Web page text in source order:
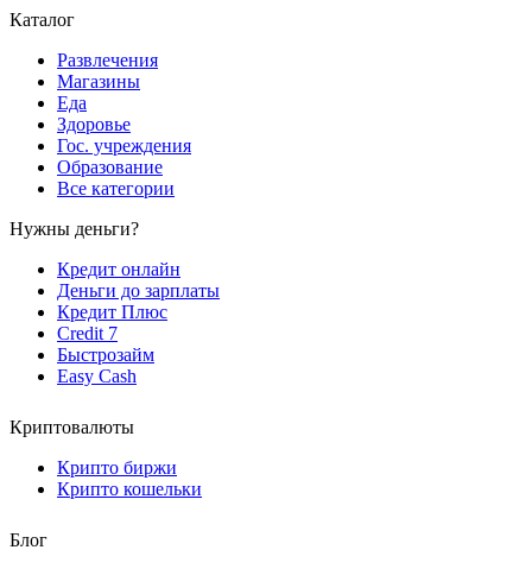
Каталог
Развлечения
Магазины
Еда
Здоровье
Гос. учреждения
Образование
Все категории
Нужны деньги?
Кредит онлайн
Деньги до зарплаты
Кредит Плюс
Credit 7
Быстрозайм
Easy Cash
Криптовалюты
Крипто биржи
Крипто кошельки
Блог